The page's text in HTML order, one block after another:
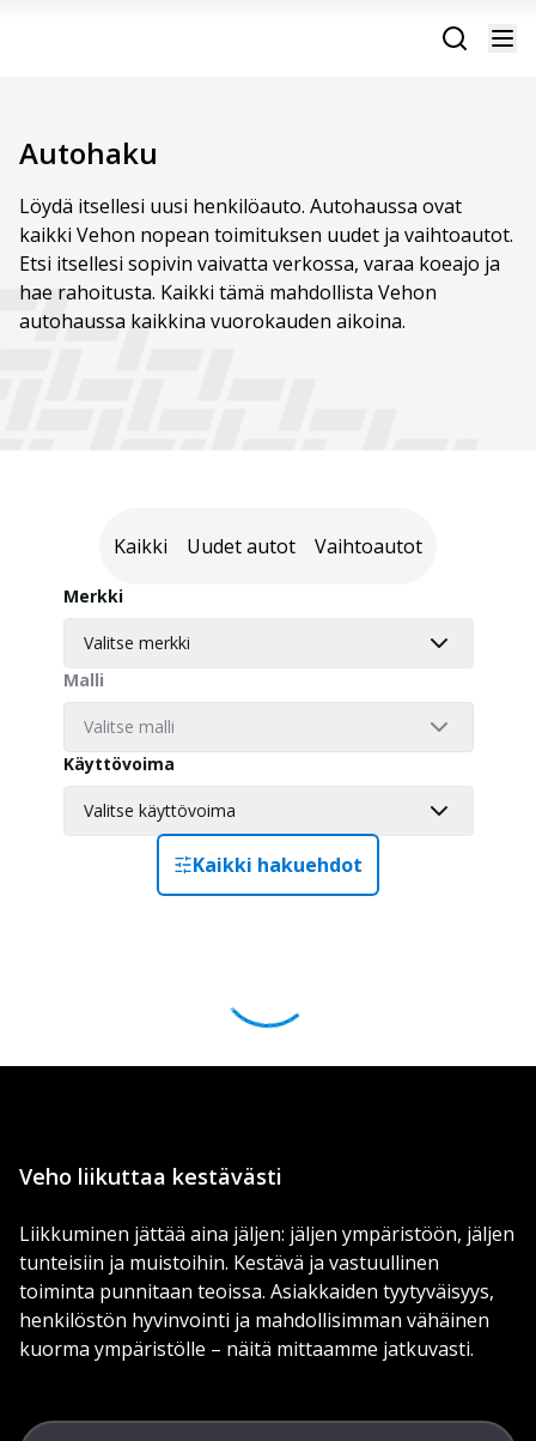
Autohaku
Löydä itsellesi uusi henkilöauto. Autohaussa ovat
kaikki Vehon nopean toimituksen uudet ja vaihtoautot.
Etsi itsellesi sopivin vaivatta verkossa, varaa koeajo ja
hae rahoitusta. Kaikki tämä mahdollista Vehon
autohaussa kaikkina vuorokauden aikoina.
Kaikki Uudet autot Vaihtoautot
Merkki
Valitse merkki
Malli
Valitse malli
Käyttövoima
Valitse käyttövoima
Kaikki hakuehdot
Veho liikuttaa kestävästi
Liikkuminen jättää aina jäljen: jäljen ympäristöön, jäljen
tunteisiin ja muistoihin. Kestävä ja vastuullinen
toiminta punnitaan teoissa. Asiakkaiden tyytyväisyys,
henkilöstön hyvinvointi ja mahdollisimman vähäinen
kuorma ympäristölle – näitä mittaamme jatkuvasti.